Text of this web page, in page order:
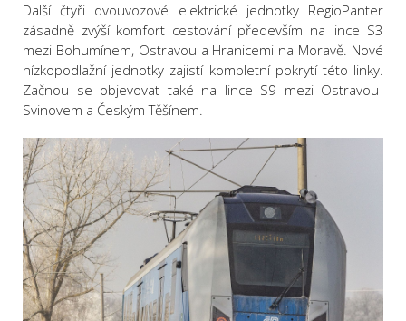
Další čtyři dvouvozové elektrické jednotky RegioPanter
zásadně zvýší komfort cestování především na lince S3
mezi Bohumínem, Ostravou a Hranicemi na Moravě. Nové
nízkopodlažní jednotky zajistí kompletní pokrytí této linky.
Začnou se objevovat také na lince S9 mezi Ostravou-
Svinovem a Českým Těšínem.